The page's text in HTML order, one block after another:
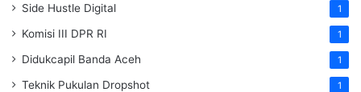
Side Hustle Digital 1
Komisi III DPR RI 1
Didukcapil Banda Aceh 1
Teknik Pukulan Dropshot 1